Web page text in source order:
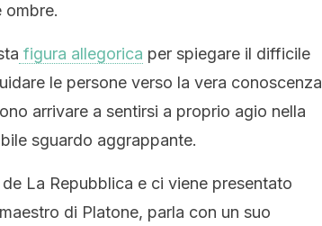
ombre.
figura allegorica per spiegare il difficile
le persone verso la vera conoscenza
arrivare a sentirsi a proprio agio nella
sguardo aggrappante.
La Repubblica e ci viene presentato
di Platone, parla con un suo